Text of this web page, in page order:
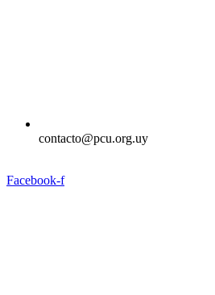
contacto@pcu.org.uy
Facebook-f